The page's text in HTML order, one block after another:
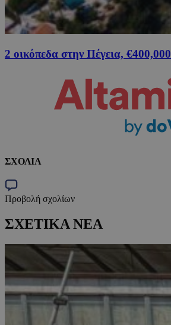
2 οικόπεδα στην Πέγεια, €400,000
ΣΧΟΛΙΑ
Προβολή σχολίων
ΣΧΕΤΙΚΑ ΝΕΑ